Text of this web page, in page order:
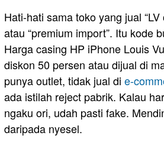
Hati-hati sama toko yang jual
atau “premium import”. Itu kode
Harga casing HP iPhone Louis
diskon 50 persen atau dijual di
punya outlet, tidak jual di e-
ada istilah reject pabrik. Kalau
ngaku ori, udah pasti fake.
daripada nyesel.